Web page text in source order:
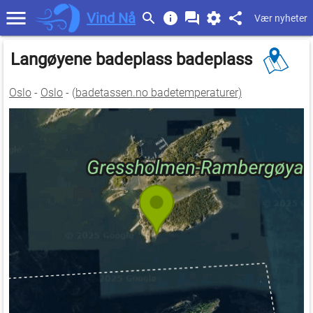
Vind Nå Vær nyheter
Langøyene badeplass badeplass
Oslo - Oslo - (badetassen.no badetemperaturer)